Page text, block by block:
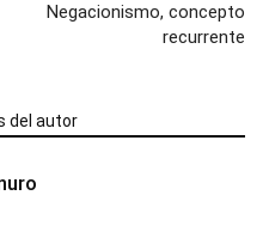
Negacionismo, concepto
recurrente
del autor